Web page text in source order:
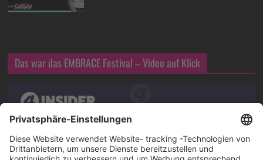
Das war das EMBRACE Festival – Video auf Klick